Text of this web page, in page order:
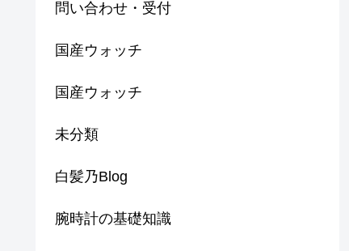
問い合わせ・受付
国産ウォッチ
国産ウォッチ
未分類
白髪乃Blog
腕時計の基礎知識